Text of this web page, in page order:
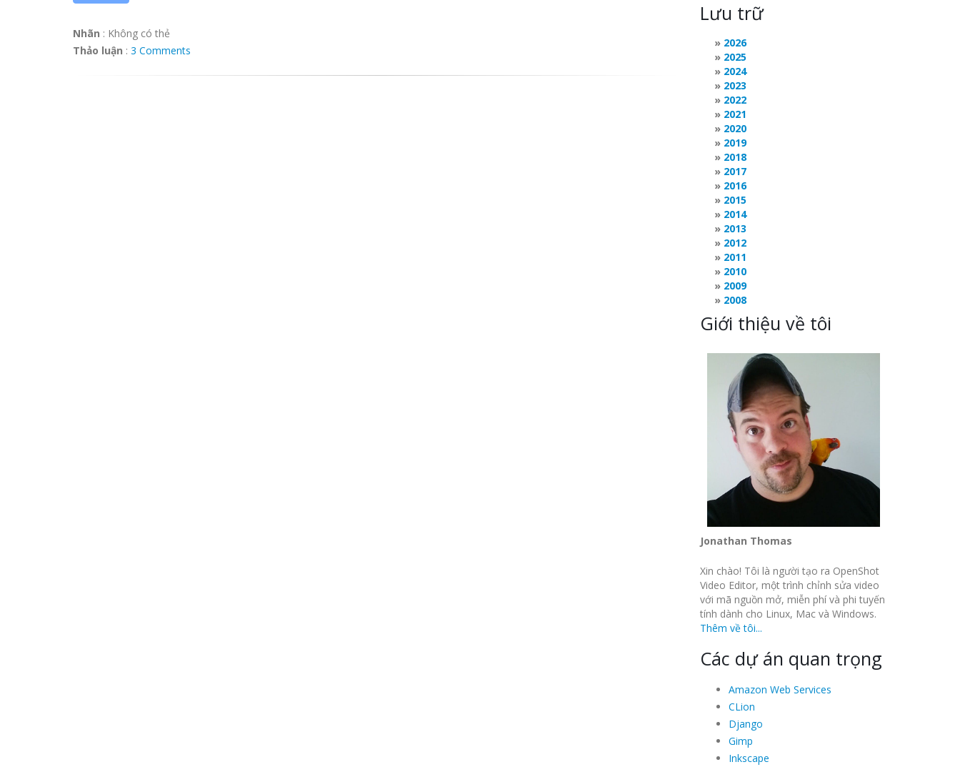
Nhãn : Không có thẻ
Thảo luận : 3 Comments
Lưu trữ
2026
2025
2024
2023
2022
2021
2020
2019
2018
2017
2016
2015
2014
2013
2012
2011
2010
2009
2008
Giới thiệu về tôi
Jonathan Thomas
Xin chào! Tôi là người tạo ra OpenShot
Video Editor, một trình chỉnh sửa video
với mã nguồn mở, miễn phí và phi tuyến
tính dành cho Linux, Mac và Windows.
Thêm về tôi...
Các dự án quan trọng
Amazon Web Services
CLion
Django
Gimp
Inkscape